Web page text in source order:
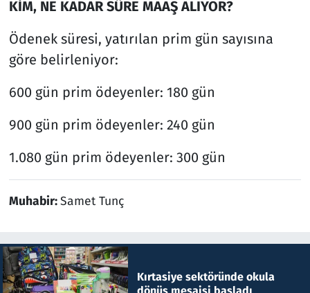
KİM, NE KADAR SÜRE MAAŞ ALIYOR?
Ödenek süresi, yatırılan prim gün sayısına
göre belirleniyor:
600 gün prim ödeyenler: 180 gün
900 gün prim ödeyenler: 240 gün
1.080 gün prim ödeyenler: 300 gün
Muhabir:Samet Tunç
Kırtasiye sektöründe okula